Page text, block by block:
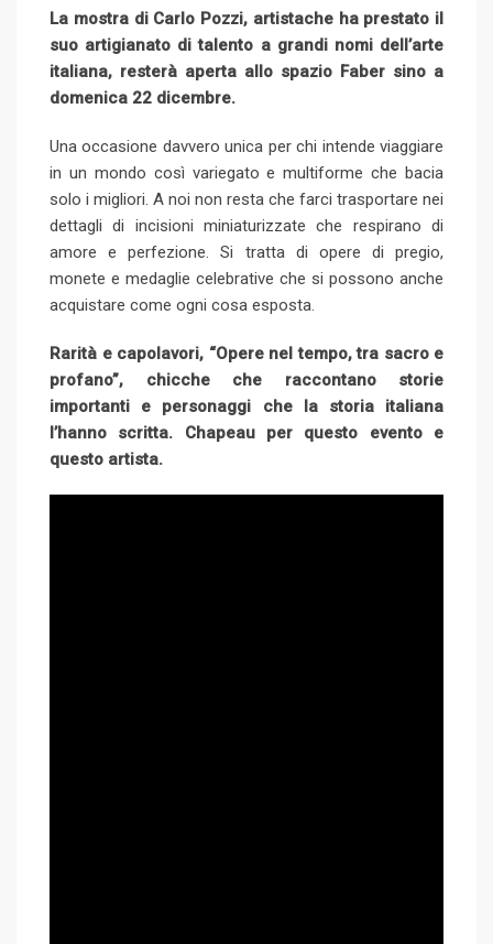
La mostra di Carlo Pozzi, artistache ha prestato il
suo artigianato di talento a grandi nomi dell’arte
italiana, resterà aperta allo spazio Faber sino a
domenica 22 dicembre.
Una occasione davvero unica per chi intende viaggiare
in un mondo così variegato e multiforme che bacia
solo i migliori. A noi non resta che farci trasportare nei
dettagli di incisioni miniaturizzate che respirano di
amore e perfezione. Si tratta di opere di pregio,
monete e medaglie celebrative che si possono anche
acquistare come ogni cosa esposta.
Rarità e capolavori, “Opere nel tempo, tra sacro e
profano”, chicche che raccontano storie
importanti e personaggi che la storia italiana
l’hanno scritta. Chapeau per questo evento e
questo artista.